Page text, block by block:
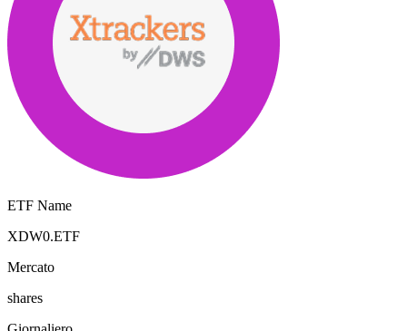
ETF Name
XDW0.ETF
Mercato
shares